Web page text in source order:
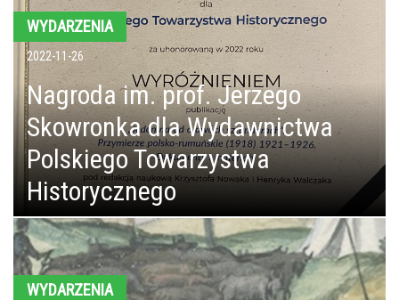
WYDARZENIA
2022-11-26
Nagroda im. prof. Jerzego
Skowronka dla Wydawnictwa
Polskiego Towarzystwa
Historycznego
WYDARZENIA